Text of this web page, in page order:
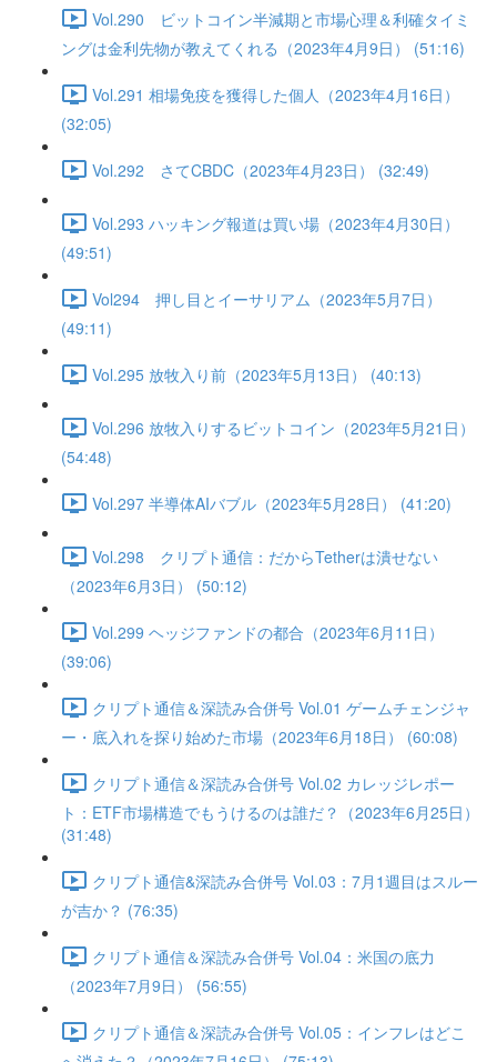
Vol.290 ビットコイン半減期と市場心理＆利確タイミ
ングは金利先物が教えてくれる（2023年4月9日） (51:16)
Vol.291 相場免疫を獲得した個人（2023年4月16日）
(32:05)
Vol.292 さてCBDC（2023年4月23日） (32:49)
Vol.293 ハッキング報道は買い場（2023年4月30日）
(49:51)
Vol294 押し目とイーサリアム（2023年5月7日）
(49:11)
Vol.295 放牧入り前（2023年5月13日） (40:13)
Vol.296 放牧入りするビットコイン（2023年5月21日）
(54:48)
Vol.297 半導体AIバブル（2023年5月28日） (41:20)
Vol.298 クリプト通信：だからTetherは潰せない
（2023年6月3日） (50:12)
Vol.299 ヘッジファンドの都合（2023年6月11日）
(39:06)
クリプト通信＆深読み合併号 Vol.01 ゲームチェンジャ
ー・底入れを探り始めた市場（2023年6月18日） (60:08)
クリプト通信＆深読み合併号 Vol.02 カレッジレポー
ト：ETF市場構造でもうけるのは誰だ？（2023年6月25日）
(31:48)
クリプト通信&深読み合併号 Vol.03：7月1週目はスルー
が吉か？ (76:35)
クリプト通信＆深読み合併号 Vol.04：米国の底力
（2023年7月9日） (56:55)
クリプト通信＆深読み合併号 Vol.05：インフレはどこ